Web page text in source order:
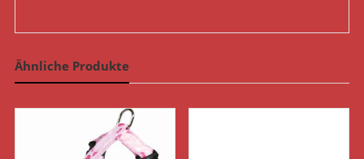
Ähnliche Produkte